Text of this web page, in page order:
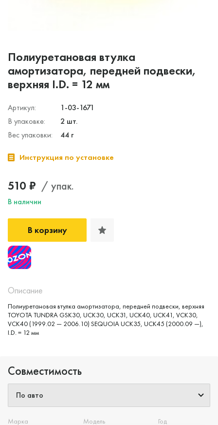
Полиуретановая втулка
амортизатора, передней подвески,
верхняя I.D. = 12 мм
Артикул:
1-03-1671
В упаковке:
2 шт.
Вес упаковки:
44 г
Инструкция по установке
510 ₽ / упак.
В наличии
В корзину
Описание
Полиуретановая втулка амортизатора, передней подвески, верхняя
TOYOTA TUNDRA GSK30, UCK30, UCK31, UCK40, UCK41, VCK30,
VCK40 (1999.02 — 2006.10) SEQUOIA UCK35, UCK45 (2000.09 —),
I.D. = 12 мм
Совместимость
Марка Модель Год